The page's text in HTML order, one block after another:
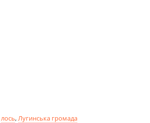
лось,Лугинська громада